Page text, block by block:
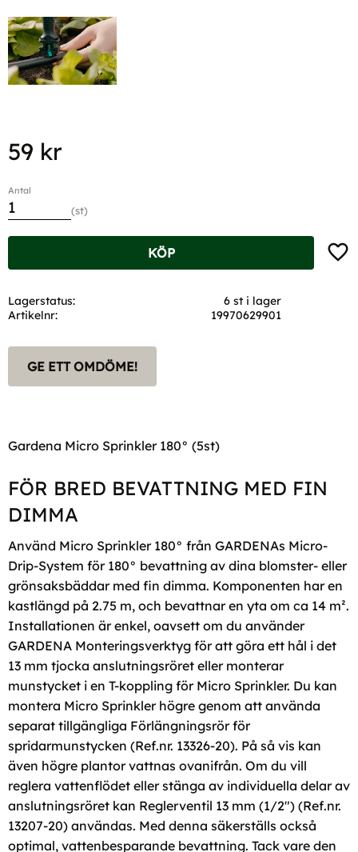
59 kr
Antal
st
KÖP
Lagerstatus
6 st i lager
Artikelnr
19970629901
GE ETT OMDÖME!
Gardena Micro Sprinkler 180° (5st)
FÖR BRED BEVATTNING MED FIN
DIMMA
Använd Micro Sprinkler 180° från GARDENAs Micro-
Drip-System för 180° bevattning av dina blomster- eller
grönsaksbäddar med fin dimma. Komponenten har en
kastlängd på 2.75 m, och bevattnar en yta om ca 14 m².
Installationen är enkel, oavsett om du använder
GARDENA Monteringsverktyg för att göra ett hål i det
13 mm tjocka anslutningsröret eller monterar
munstycket i en T-koppling för Micro Sprinkler. Du kan
montera Micro Sprinkler högre genom att använda
separat tillgängliga Förlängningsrör för
spridarmunstycken (Ref.nr. 13326-20). På så vis kan
även högre plantor vattnas ovanifrån. Om du vill
reglera vattenflödet eller stänga av individuella delar av
anslutningsröret kan Reglerventil 13 mm (1/2") (Ref.nr.
13207-20) användas. Med denna säkerställs också
optimal, vattenbesparande bevattning. Tack vare den